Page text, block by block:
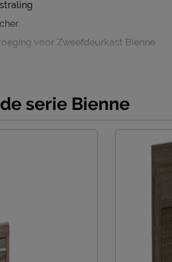
voor Zweefdeurkast Bienne
wil je natuurlijk zo lang
evenals de garantie
serie Bienne